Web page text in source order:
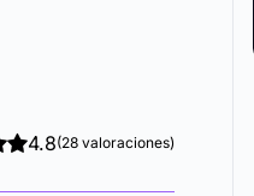
4.8(28 valoraciones)